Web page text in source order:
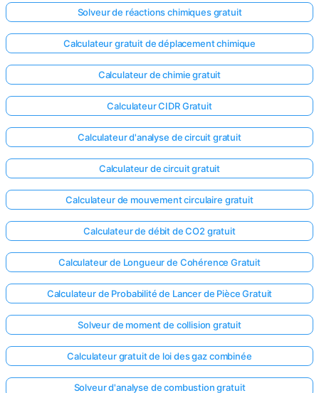
Solveur de réactions chimiques gratuit
Calculateur gratuit de déplacement chimique
Calculateur de chimie gratuit
Calculateur CIDR Gratuit
Calculateur d'analyse de circuit gratuit
Calculateur de circuit gratuit
Calculateur de mouvement circulaire gratuit
Calculateur de débit de CO2 gratuit
Calculateur de Longueur de Cohérence Gratuit
Calculateur de Probabilité de Lancer de Pièce Gratuit
Solveur de moment de collision gratuit
Calculateur gratuit de loi des gaz combinée
Solveur d'analyse de combustion gratuit